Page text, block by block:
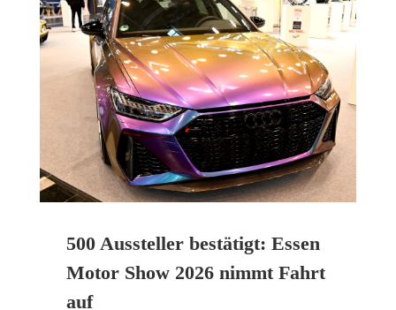
500 Aussteller bestätigt: Essen
Motor Show 2026 nimmt Fahrt
auf